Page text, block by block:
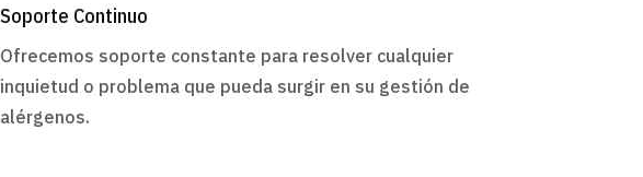
Soporte Continuo
Ofrecemos soporte constante para resolver cualquier
inquietud o problema que pueda surgir en su gestión de
alérgenos.